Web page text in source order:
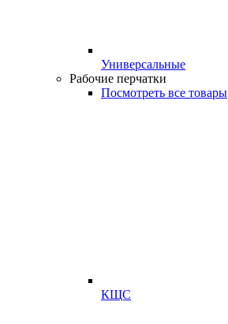
Универсальные
Рабочие перчатки
Посмотреть все товары
КЩС